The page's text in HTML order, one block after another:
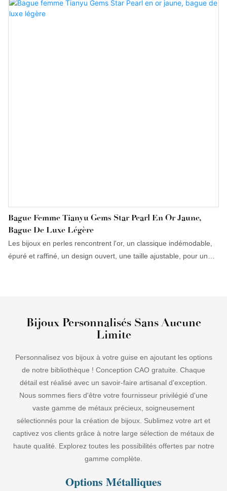
certificat, vous assurant ainsi de l'authenticité et de la qualité des
perles, qui résisteront à l'épreuve du temps.
Bague Femme Tianyu Gems Star Pearl En Or Jaune,
Bague De Luxe Légère
Les bijoux en perles rencontrent l'or, un classique indémodable,
épuré et raffiné, un design ouvert, une taille ajustable, pour un
Bijoux Personnalisés Sans Aucune
Limite
Personnalisez vos bijoux à votre guise en ajoutant les options
de notre bibliothèque ! Conception CAO gratuite. Chaque
détail est réalisé avec un savoir-faire artisanal d'exception.
Nous sommes fiers d'être votre fournisseur privilégié d'une
vaste gamme de métaux précieux, soigneusement
sélectionnés pour la création de bijoux. Sublimez votre art et
captivez vos clients grâce à notre large sélection de métaux de
haute qualité. Explorez toutes les possibilités offertes par notre
gamme complète.
Options Métalliques